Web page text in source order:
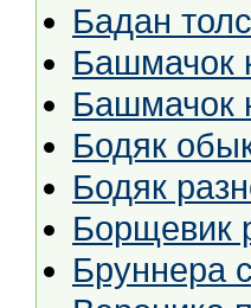
Бадан
Башмачок
Башмачок
Бодяк
Бодяк
Борщевик
Бруннера